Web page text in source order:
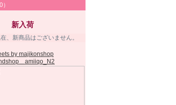
）
新入荷
、新商品はございません。
by majikonshop